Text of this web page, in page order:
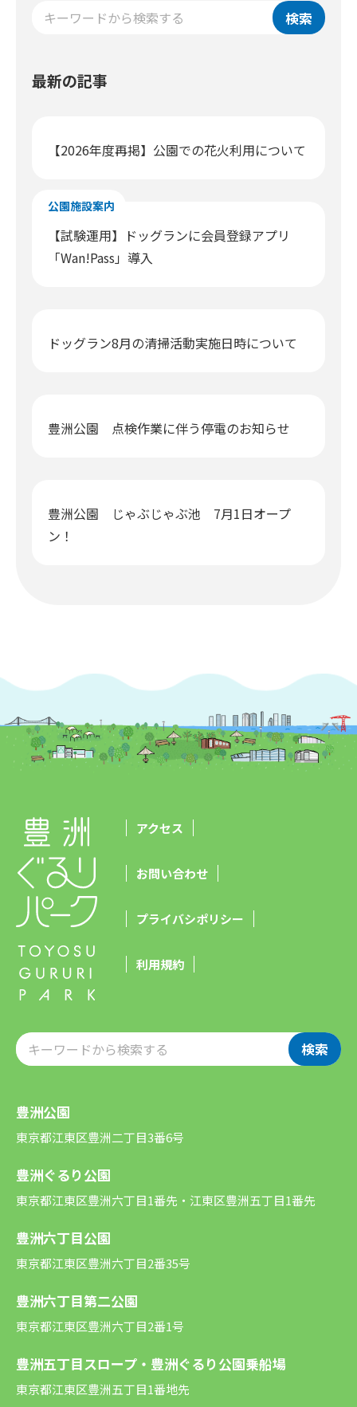
検索
最新の記事
【2026年度再掲】公園での花火利用について
公園施設案内
【試験運用】ドッグランに会員登録アプリ
「Wan!Pass」導入
ドッグラン8月の清掃活動実施日時について
豊洲公園 点検作業に伴う停電のお知らせ
豊洲公園 じゃぶじゃぶ池 7月1日オープ
ン！
アクセス
お問い合わせ
プライバシポリシー
利用規約
検索
豊洲公園
東京都江東区豊洲二丁目3番6号
豊洲ぐるり公園
東京都江東区豊洲六丁目1番先・江東区豊洲五丁目1番先
豊洲六丁目公園
東京都江東区豊洲六丁目2番35号
豊洲六丁目第二公園
東京都江東区豊洲六丁目2番1号
豊洲五丁目スロープ・豊洲ぐるり公園乗船場
東京都江東区豊洲五丁目1番地先